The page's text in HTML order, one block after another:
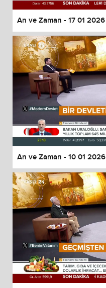
An ve Zaman - 17 01 2026
An ve Zaman - 10 01 2026